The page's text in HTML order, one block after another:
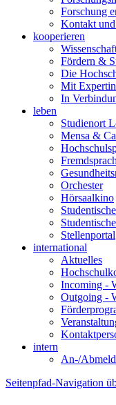
Forschung
Kontakt
kooperieren
Fördern &
Die
Mit
In
leben
Studienort
Mensa &
Orchester
Hörsaalkino
Stellenportal
international
Aktuelles
Incoming -
Outgoing -
intern
An-/
Seitenpfad-Navigation